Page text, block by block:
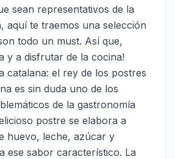
sean representativos de la
aquí te traemos una selección
todo un must. Así que,
y a disfrutar de la cocina!
catalana: el rey de los postres
es sin duda uno de los
de la gastronomía
postre se elabora a
huevo, leche, azúcar y
ese sabor característico. La